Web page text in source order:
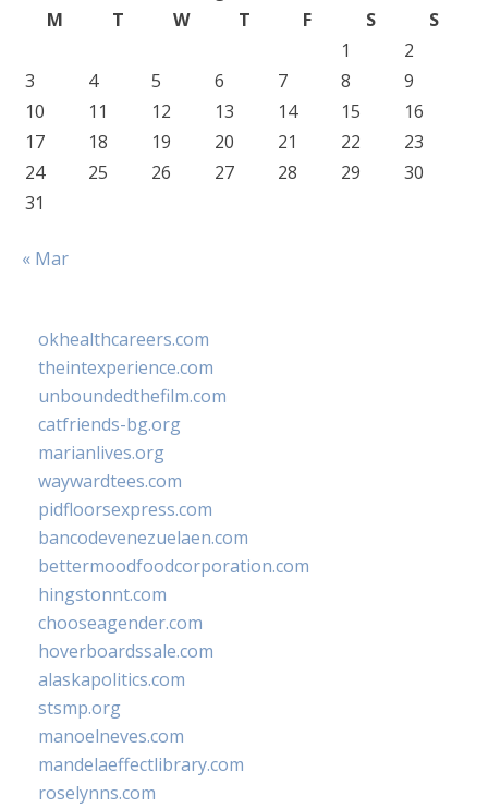
M
T W T F S
S
1
2
3
4 5 6 7 8
9
10
11 12 13 14 15
16
17
18 19 20 21 22
23
24
25 26 27 28 29
30
31
« Mar
okhealthcareers.com
theintexperience.com
unboundedthefilm.com
catfriends-bg.org
marianlives.org
waywardtees.com
pidfloorsexpress.com
bancodevenezuelaen.com
bettermoodfoodcorporation.com
hingstonnt.com
chooseagender.com
hoverboardssale.com
alaskapolitics.com
stsmp.org
manoelneves.com
mandelaeffectlibrary.com
roselynns.com